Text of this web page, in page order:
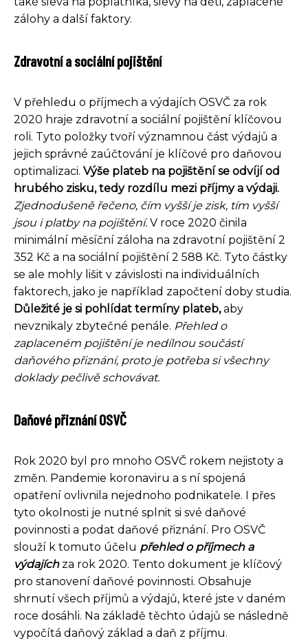
zálohy a další faktory.
Zdravotní a sociální pojištění
V přehledu o příjmech a výdajích OSVČ za rok
2020 hraje zdravotní a sociální pojištění klíčovou
roli. Tyto položky tvoří významnou část výdajů a
jejich správné zaúčtování je klíčové pro daňovou
optimalizaci. Výše plateb na pojištění se odvíjí od
hrubého zisku, tedy rozdílu mezi příjmy a výdaji.
Zjednodušeně řečeno, čím vyšší je zisk, tím vyšší
jsou i platby na pojištění.V roce 2020 činila
minimální měsíční záloha na zdravotní pojištění 2
352 Kč a na sociální pojištění 2 588 Kč. Tyto částky
se ale mohly lišit v závislosti na individuálních
faktorech, jako je například započtení doby studia.
Důležité je si pohlídat termíny plateb,aby
nevznikaly zbytečné penále. Přehled o
zaplaceném pojištění je nedílnou součástí
daňového přiznání, proto je potřeba si všechny
doklady pečlivě schovávat.
Daňové přiznání OSVČ
Rok 2020 byl pro mnoho OSVČ rokem nejistoty a
změn. Pandemie koronaviru a s ní spojená
opatření ovlivnila nejednoho podnikatele. I přes
tyto okolnosti je nutné splnit si své daňové
povinnosti a podat daňové přiznání. Pro OSVČ
slouží k tomuto účelu přehled o příjmech a
výdajíchza rok 2020. Tento dokument je klíčový
pro stanovení daňové povinnosti. Obsahuje
shrnutí všech příjmů a výdajů, které jste v daném
roce dosáhli. Na základě těchto údajů se následně
vypočítá daňový základ a daň z příjmu.